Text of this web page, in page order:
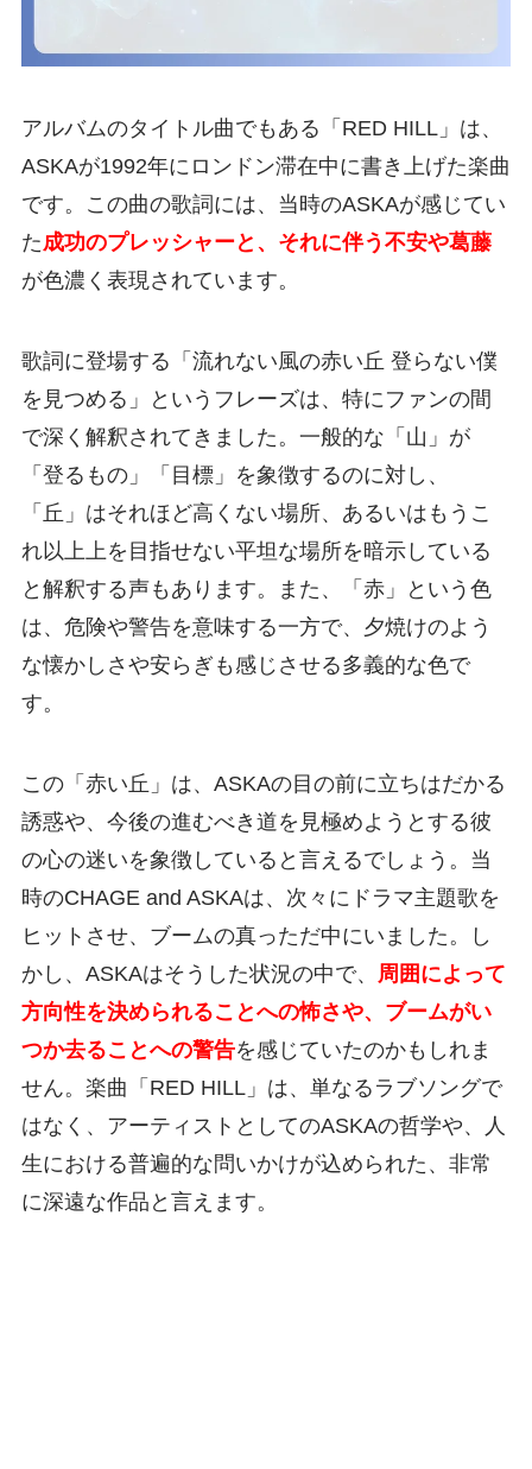
アルバムのタイトル曲でもある「RED HILL」は、
ASKAが1992年にロンドン滞在中に書き上げた楽曲
です。この曲の歌詞には、当時のASKAが感じてい
た成功のプレッシャーと、それに伴う不安や葛藤
が色濃く表現されています。
歌詞に登場する「流れない風の赤い丘 登らない僕
を見つめる」というフレーズは、特にファンの間
で深く解釈されてきました。一般的な「山」が
「登るもの」「目標」を象徴するのに対し、
「丘」はそれほど高くない場所、あるいはもうこ
れ以上上を目指せない平坦な場所を暗示している
と解釈する声もあります。また、「赤」という色
は、危険や警告を意味する一方で、夕焼けのよう
な懐かしさや安らぎも感じさせる多義的な色で
す。
この「赤い丘」は、ASKAの目の前に立ちはだかる
誘惑や、今後の進むべき道を見極めようとする彼
の心の迷いを象徴していると言えるでしょう。当
時のCHAGE and ASKAは、次々にドラマ主題歌を
ヒットさせ、ブームの真っただ中にいました。し
かし、ASKAはそうした状況の中で、
周囲によって
方向性を決められることへの怖さや、ブームがい
つか去ることへの警告を感じていたのかもしれま
せん。楽曲「RED HILL」は、単なるラブソングで
はなく、アーティストとしてのASKAの哲学や、人
生における普遍的な問いかけが込められた、非常
に深遠な作品と言えます。